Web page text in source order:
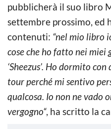
pubblicherà il suo libro
settembre prossimo, ed
contenuti: “nel mio libro
cose che ho fatto nei miei
‘Sheezus’. Ho dormito
tour perché mi sentivo
qualcosa. Io non ne vado
vergogno“, ha scritto la